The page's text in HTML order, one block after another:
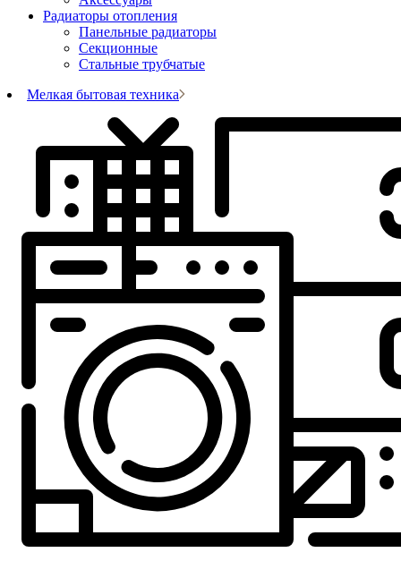
Радиаторы отопления
Панельные радиаторы
Секционные
Стальные трубчатые
Мелкая бытовая техника